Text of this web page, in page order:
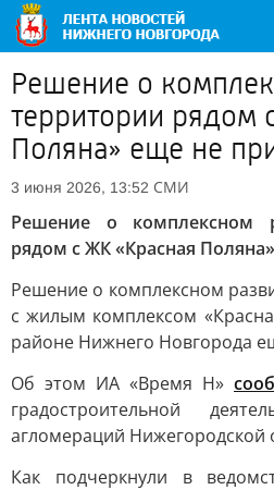
Решение о
территории рядом
Поляна» еще не
3 июня 2026, 13:52 СМИ
Решение о комплексном
рядом с ЖК «Красная
Решение о комплексном
с жилым комплексом
районе Нижнего Новгорода
Об этом ИА «Время Н»
градостроительной
агломераций Нижегородской
Как подчеркнули в